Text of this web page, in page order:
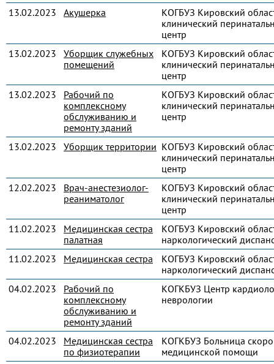
13.02.2023
Акушерка
КОГБУЗ Кировский
клинический
центр
13.02.2023
Уборщик служебных
помещений
КОГБУЗ Кировский
клинический
центр
13.02.2023
Рабочий по
комплексному
обслуживанию и
ремонту зданий
КОГБУЗ Кировский
клинический
центр
13.02.2023 Уборщик территории КОГБУЗ Кировский
клинический
центр
12.02.2023
Врач-анестезиолог-
реаниматолог
КОГБУЗ Кировский
клинический
центр
11.02.2023
Медицинская сестра
палатная
КОГБУЗ Кировский
наркологический
11.02.2023
Медицинская сестра
КОГБУЗ Кировский
наркологический
04.02.2023
Рабочий по
комплексному
обслуживанию и
ремонту зданий
КОГКБУЗ Центр
неврологии
04.02.2023
Медицинская сестра
по физиотерапии
КОГКБУЗ Больница
медицинской помощи